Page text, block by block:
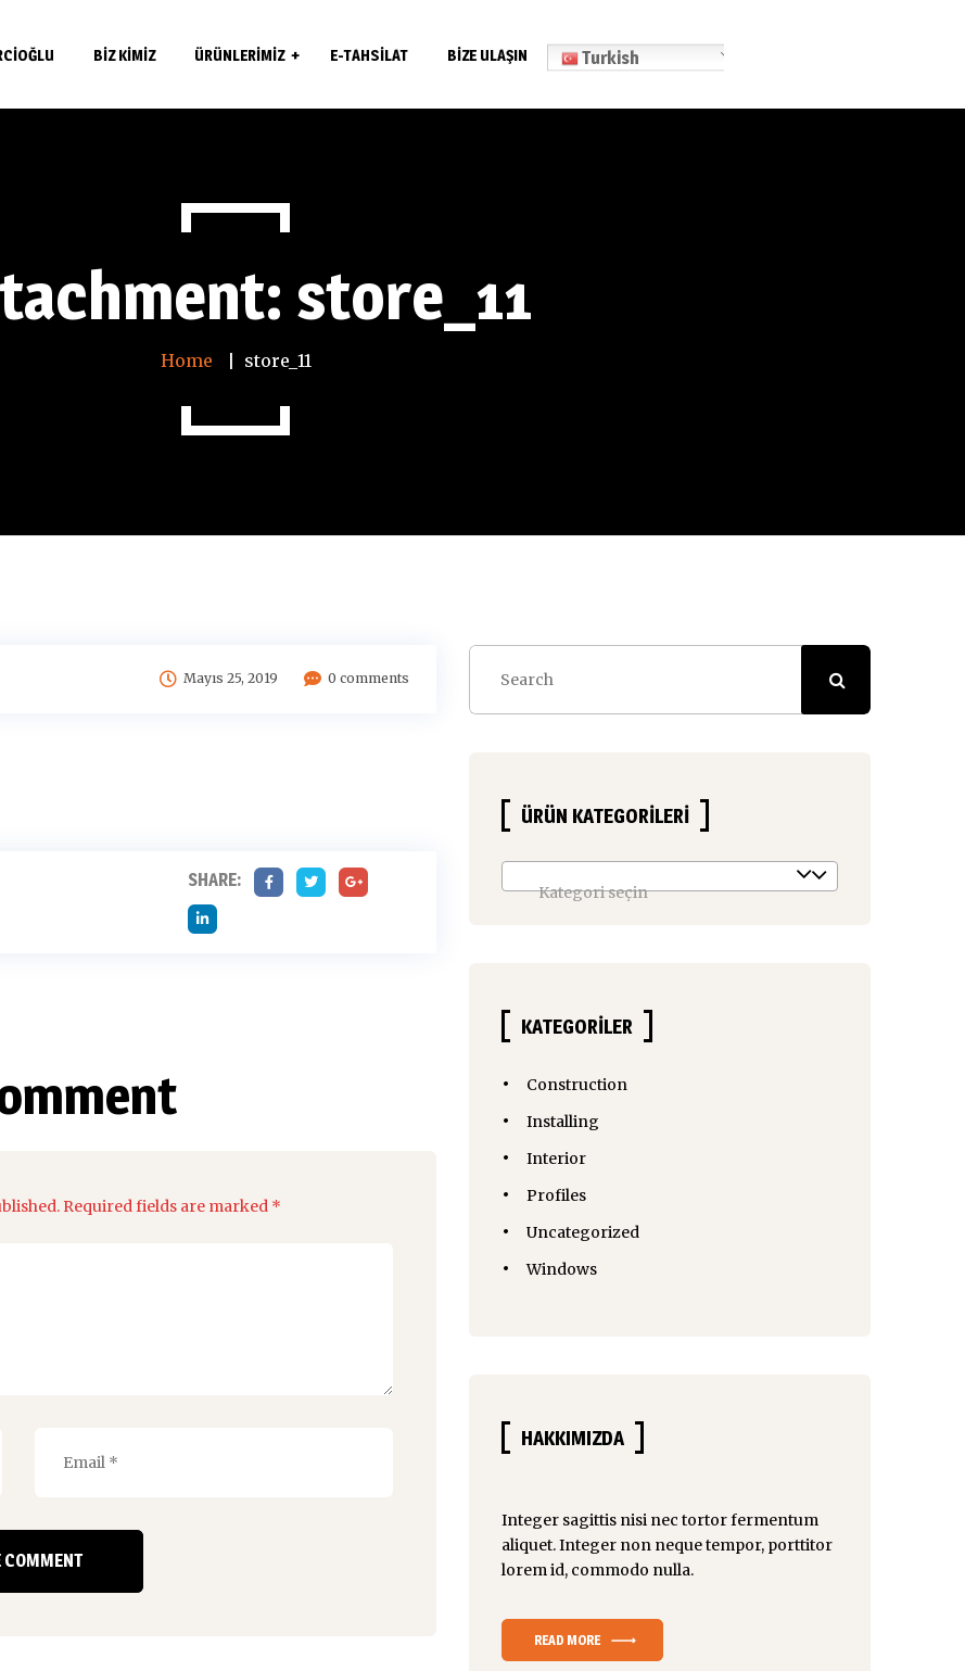
BIZ KIMIZ ÜRÜNLERIMIZ
Açma Kollar
Aksesuarlar
E-TAHSILAT BIZE ULAŞIN Turkish
store_11
Home store_11
Mayıs 25, 2019 0 comments
SHARE:
Required fields are marked *
ÜRÜN KATEGORILERI
Kategori seçin
KATEGORILER
Construction
Installing
Interior
Profiles
Uncategorized
Windows
HAKKIMIZDA
Integer sagittis nisi nec tortor fermentum
aliquet. Integer non neque tempor, porttitor
lorem id, commodo nulla.
READ MORE